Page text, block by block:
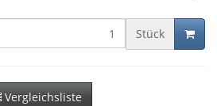
Stück
Vergleichsliste